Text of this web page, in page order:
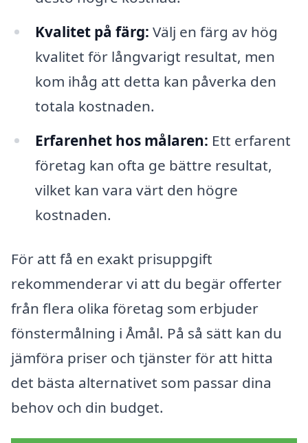
Kvalitet på färg: Välj en färg av hög
kvalitet för långvarigt resultat, men
kom ihåg att detta kan påverka den
totala kostnaden.
Erfarenhet hos målaren: Ett erfarent
företag kan ofta ge bättre resultat,
vilket kan vara värt den högre
kostnaden.
För att få en exakt prisuppgift
rekommenderar vi att du begär offerter
från flera olika företag som erbjuder
fönstermålning i Åmål. På så sätt kan du
jämföra priser och tjänster för att hitta
det bästa alternativet som passar dina
behov och din budget.